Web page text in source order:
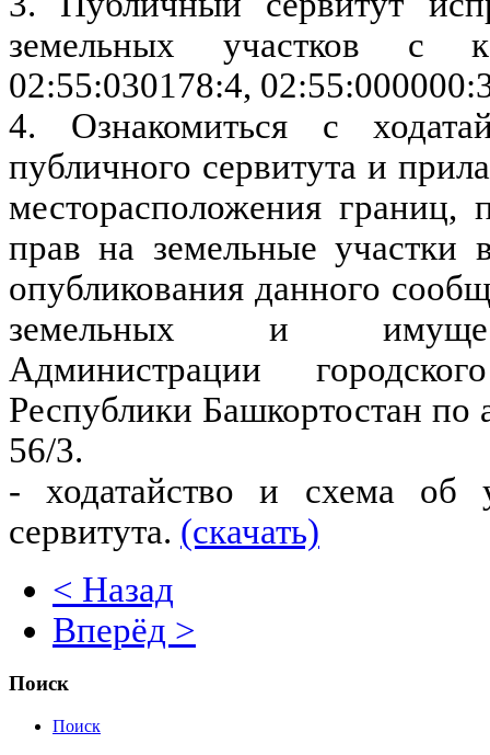
земельных участков с
02:55:030178:4,
4. Ознакомиться с
публичного сервитута и
месторасположения границ,
прав на земельные участки
опубликования данного
земельных и
Администрации
Республики Башкортостан по
56/3.
- ходатайство и схема об
сервитута. (скачать)
< Назад
Вперёд >
Поиск
Поиск